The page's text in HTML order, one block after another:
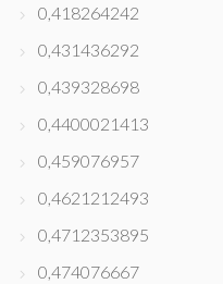
0,418264242
0,431436292
0,439328698
0,4400021413
0,459076957
0,4621212493
0,4712353895
0,474076667